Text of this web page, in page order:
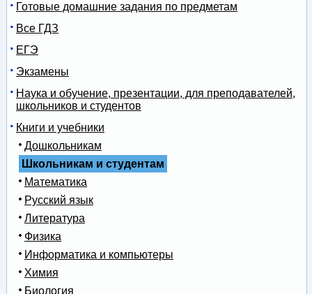
Готовые домашние задания по предметам
Все ГДЗ
ЕГЭ
Экзамены
Наука и обучение, презентации, для преподавателей,
школьников и студентов
Книги и учебники
Дошкольникам
Школьникам и студентам
Математика
Русский язык
Литература
Физика
Информатика и компьютеры
Химия
Биология